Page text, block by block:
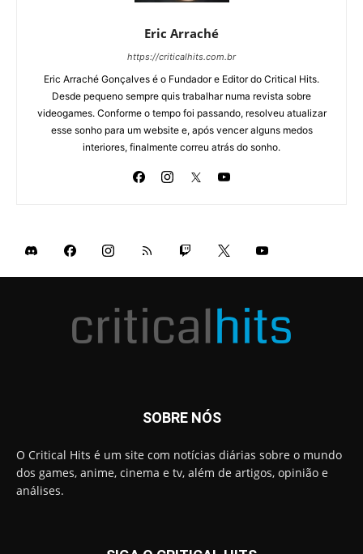
Eric Arraché
https://criticalhits.com.br
Eric Arraché Gonçalves é o Fundador e Editor do Critical Hits.
Desde pequeno sempre quis trabalhar numa revista sobre
videogames. Conforme o tempo foi passando, resolveu atualizar
esse sonho para um website e, após vencer alguns medos
interiores, finalmente correu atrás do sonho.
SOBRE NÓS
O Critical Hits é um site com notícias diárias sobre o mundo
dos games, anime, cinema e tv, além de artigos, opinião e
análises.